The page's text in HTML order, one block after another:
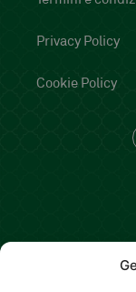
Privacy Policy
Cookie Policy